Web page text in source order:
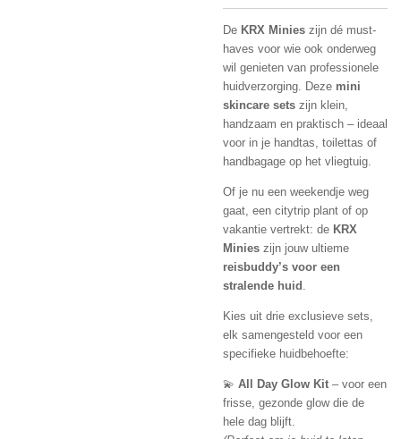
De KRX Minies zijn dé must-
haves voor wie ook onderweg
wil genieten van professionele
huidverzorging. Deze mini
skincare sets zijn klein,
handzaam en praktisch – ideaal
voor in je handtas, toilettas of
handbagage op het vliegtuig.
Of je nu een weekendje weg
gaat, een citytrip plant of op
vakantie vertrekt: de KRX
Minies zijn jouw ultieme
reisbuddy’s voor een
stralende huid
Kies uit drie exclusieve sets,
elk samengesteld voor een
specifieke huidbehoefte:
💫 All Day Glow Kit – voor een
frisse, gezonde glow die de
hele dag blijft.